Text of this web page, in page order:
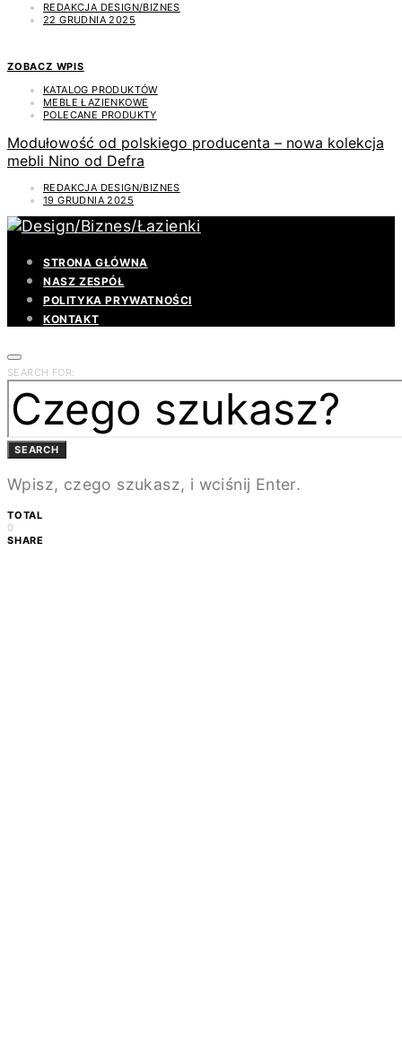
REDAKCJA DESIGN/BIZNES
22 GRUDNIA 2025
ZOBACZ WPIS
KATALOG PRODUKTÓW
MEBLE ŁAZIENKOWE
POLECANE PRODUKTY
Modułowość od polskiego producenta – nowa kolekcja
mebli Nino od Defra
REDAKCJA DESIGN/BIZNES
19 GRUDNIA 2025
STRONA GŁÓWNA
NASZ ZESPÓŁ
POLITYKA PRYWATNOŚCI
KONTAKT
SEARCH FOR:
SEARCH
Wpisz, czego szukasz, i wciśnij Enter.
TOTAL
0
SHARE